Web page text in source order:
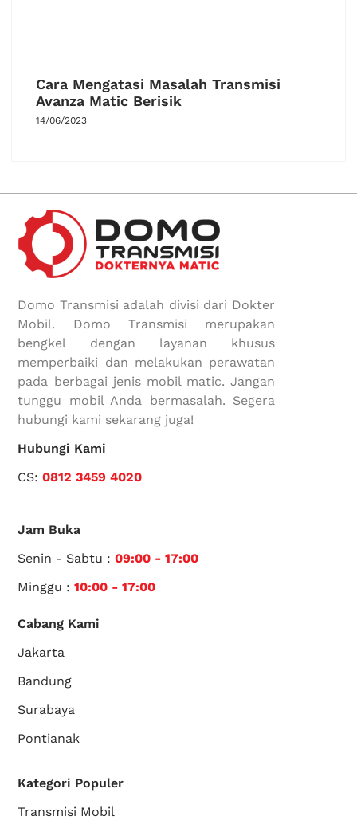
Cara Mengatasi Masalah Transmisi
Avanza Matic Berisik
14/06/2023
Domo Transmisi adalah divisi dari Dokter
Mobil. Domo Transmisi merupakan
bengkel dengan layanan khusus
memperbaiki dan melakukan perawatan
pada berbagai jenis mobil matic. Jangan
tunggu mobil Anda bermasalah. Segera
hubungi kami sekarang juga!
Hubungi Kami
CS:0812 3459 4020
Jam Buka
Senin - Sabtu :09:00 - 17:00
Minggu :10:00 - 17:00
Cabang Kami
Jakarta
Bandung
Surabaya
Pontianak
Kategori Populer
Transmisi Mobil